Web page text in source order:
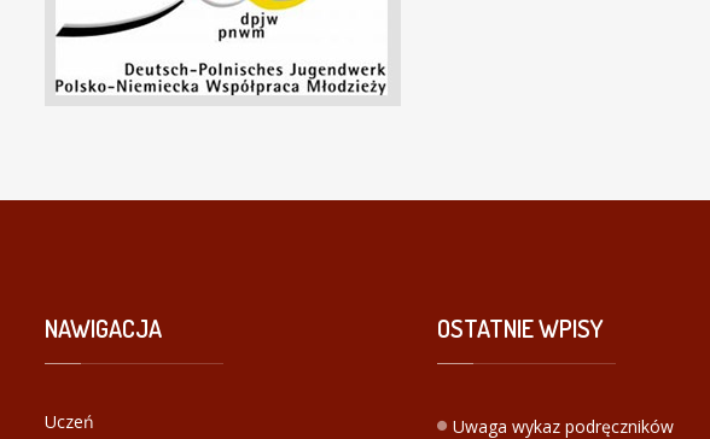
NAWIGACJA
Uczeń
OSTATNIEWPISY
Uwaga wykaz podręczników